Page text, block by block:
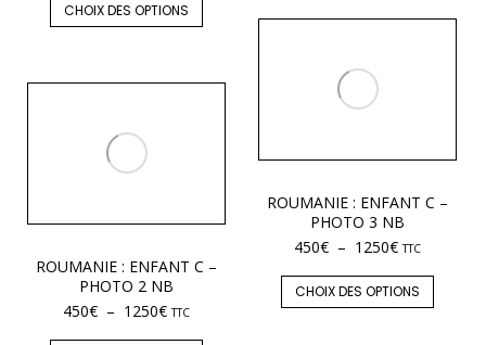
CHOIX DES OPTIONS
ROUMANIE : ENFANT C –
PHOTO 3 NB
450€ – 1250€ TTC
CHOIX DES OPTIONS
ROUMANIE : ENFANT C –
PHOTO 2 NB
450€ – 1250€ TTC